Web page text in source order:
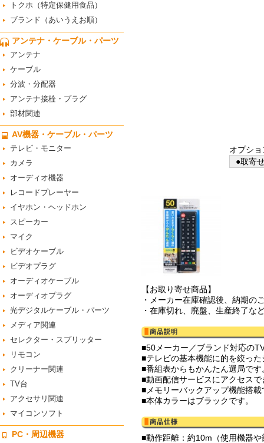
トクホ（特定保健用食品）
ブランド（あいうえお順）
アンテナ・ケーブル・パーツ
アンテナ
ケーブル
分波・分配器
アンテナ接栓・プラグ
部材関連
AV機器・ケーブル・パーツ
テレビ・モニター
カメラ
オーディオ機器
レコードプレーヤー
イヤホン・ヘッドホン
スピーカー
マイク
ビデオケーブル
ビデオプラグ
オーディオケーブル
オーディオプラグ
光デジタルケーブル・パーツ
メディア関連
セレクター・スプリッター
リモコン
クリーナー関連
TV台
アクセサリ関連
マイコンソフト
PC・周辺機器
オプシ
●取寄
【お取り寄せ商品】
・メーカー在庫確認後、納期の
・在庫切れ、廃盤、生産終了な
■50メーカー／ブランド対応の
■テレビの基本機能に的を絞っ
■番組表からもかんたん選局です
■動画配信サービスにアクセス
■メモリーバックアップ機能搭載
■本体カラーはブラックです。
■動作距離：約10m（使用機器